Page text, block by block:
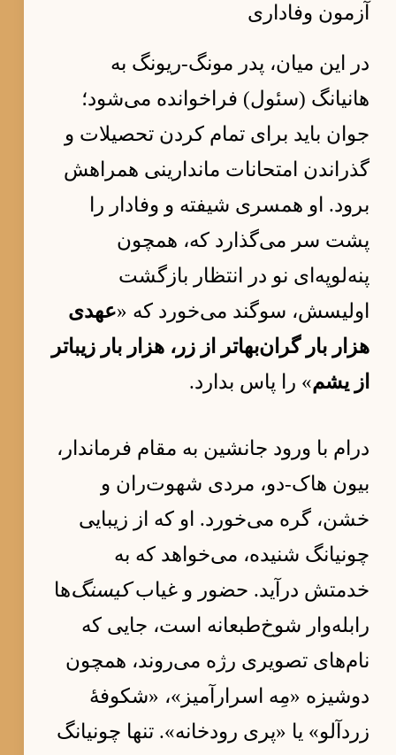
آزمون وفاداری
در این میان، پدر مونگ-ریونگ به
هانیانگ (سئول) فراخوانده می‌شود؛
جوان باید برای تمام کردن تحصیلات و
گذراندن امتحانات ماندارینی همراهش
برود. او همسری شیفته و وفادار را
پشت سر می‌گذارد که، همچون
پنه‌لوپه‌ای نو در انتظار بازگشت
اولیسش، سوگند می‌خورد که «عهدی
هزار بار گران‌بهاتر از زر، هزار بار زیباتر
از یشم» را پاس بدارد.
درام با ورود جانشین به مقام فرماندار،
بیون هاک-دو، مردی شهوت‌ران و
خشن، گره می‌خورد. او که از زیبایی
چونیانگ شنیده، می‌خواهد که به
خدمتش درآید. حضور و غیابکیسنگ‌ها
رابله‌وار شوخ‌طبعانه است، جایی که
نام‌های تصویری رژه می‌روند، همچون
دوشیزه «مِه اسرارآمیز»، «شکوفهٔ
زردآلو» یا «پری رودخانه». تنها چونیانگ